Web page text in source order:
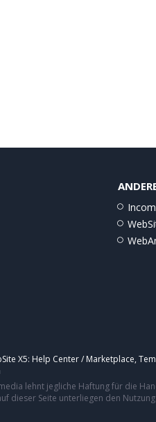
X5: Help Center / Marketplace,
lehnt jegliche Haftung für die
dieser Seite unterliegen den